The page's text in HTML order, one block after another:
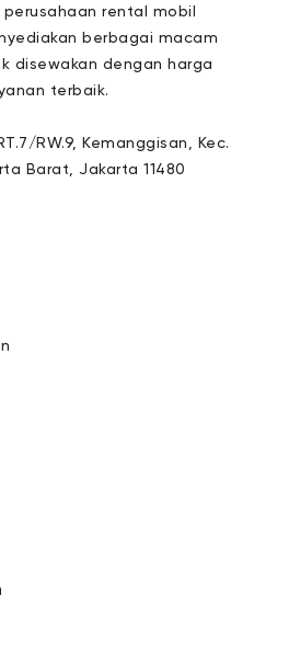
rental mobil
berbagai macam
disewakan dengan harga
terbaik.
RW.9, Kemanggisan, Kec.
Barat, Jakarta 11480